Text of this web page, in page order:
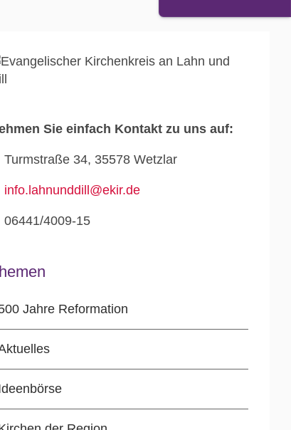
Sie einfach Kontakt zu uns auf:
Turmstraße 34, 35578 Wetzlar
info.lahnunddill@ekir.de
06441/4009-15
Jahre Reformation